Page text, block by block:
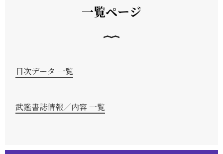
一覧ページ
目次データ 一覧
武鑑書誌情報／内容 一覧